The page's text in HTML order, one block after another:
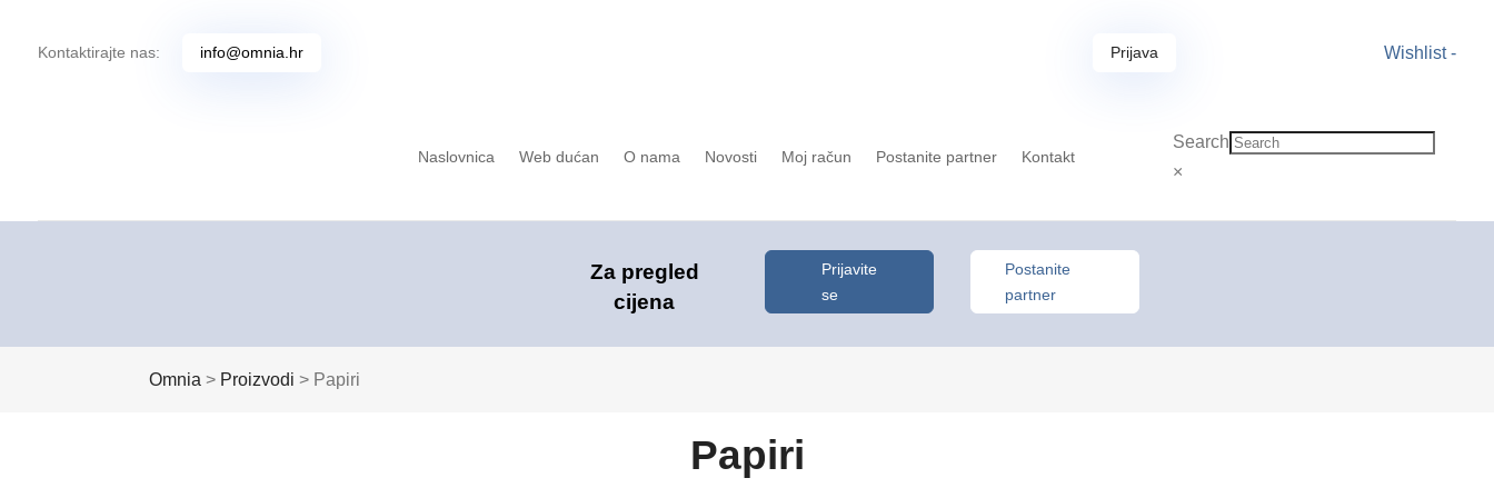
Kontaktirajte nas: info@omnia.hr Prijava Wishlist -
Naslovnica Web dućan O nama Novosti Moj račun Postanite partner Kontakt
Search
×
Za pregled
cijena
Prijavite
se
Postanite
partner
Omnia > Proizvodi > Papiri
Papiri